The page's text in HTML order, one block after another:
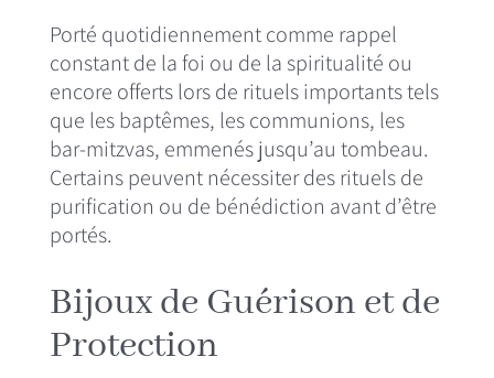
Porté quotidiennement comme rappel
constant de la foi ou de la spiritualité ou
encore offerts lors de rituels importants tels
que les baptêmes, les communions, les
bar-mitzvas, emmenés jusqu’au tombeau.
Certains peuvent nécessiter des rituels de
purification ou de bénédiction avant d’être
portés.
Bijoux de Guérison et de
Protection